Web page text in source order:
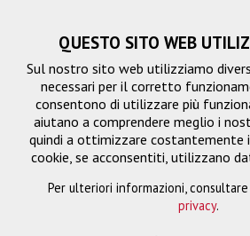
QUESTO SITO WEB
Sul nostro sito web utilizziamo
necessari per il corretto
consentono di utilizzare più
aiutano a comprendere meglio i
quindi a ottimizzare costantemente
cookie, se acconsentiti, utilizzano
Per ulteriori informazioni, consultare
privacy.